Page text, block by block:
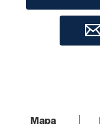
Mapa